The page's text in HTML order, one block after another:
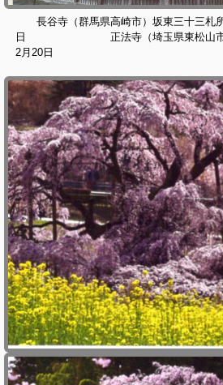
長谷寺（群馬県高崎市）坂東三十
日 正法寺（埼玉県東松山市
2月20日